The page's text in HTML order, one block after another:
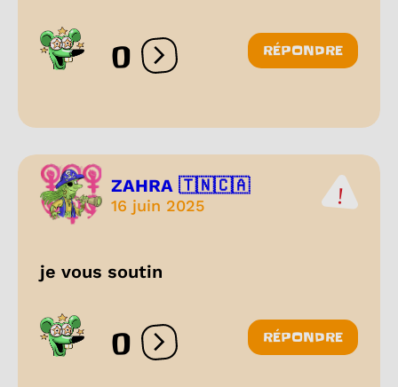
0 Ouvrir les réactions
RÉPONDRE
ZAHRA 🇹🇳🇨🇦
16 juin 2025
je vous soutin
0 Ouvrir les réactions
RÉPONDRE